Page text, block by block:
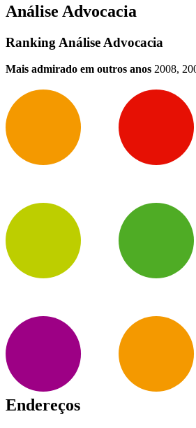
Análise Advocacia
Ranking Análise Advocacia
Mais admirado em outros anos 2008,
Endereços